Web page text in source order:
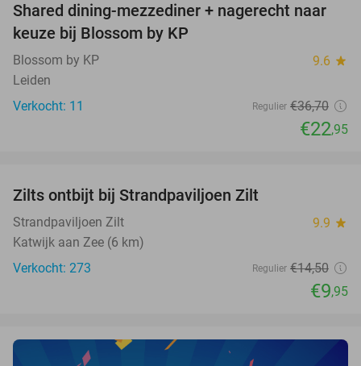
37%
TODAY
Shared dining-mezzediner + nagerecht naar
keuze bij Blossom by KP
Blossom by KP 9.6 star
Leiden
Verkocht: 11
Regulier €36,70
€22,95
Zilts ontbijt bij Strandpaviljoen Zilt
Strandpaviljoen Zilt 9.9 star
Katwijk aan Zee (6 km)
Verkocht: 273
Regulier €14,50
€9,95